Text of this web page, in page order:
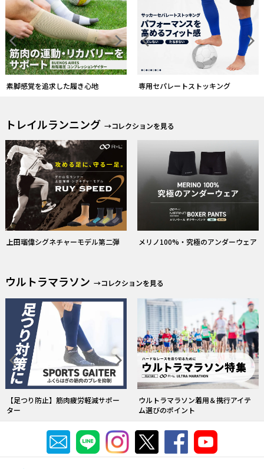
素脚感覚を追求した履き心地 専用セパレートストッキング
トレイルランニング →コレクションを見る
上田瑠偉シグネチャーモデル第二弾 メリノ100%・究極のアンダーウェア
ウルトラマラソン →コレクションを見る
【足つり防止】筋肉疲労軽減サポー
ター
ウルトラマラソン着用＆携行アイテ
ム選びのポイント